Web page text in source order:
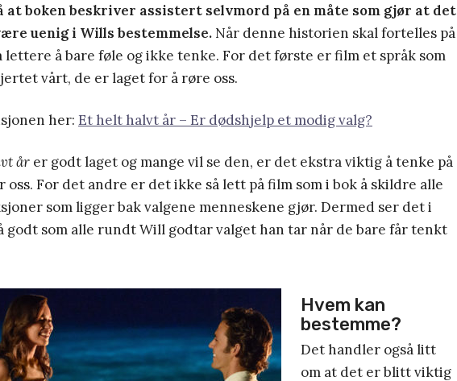
at boken beskriver assistert selvmord på en måte som gjør at det
uenig i Wills bestemmelse. Når denne historien skal fortelles på
lettere å bare føle og ikke tenke. For det første er film et språk som
vårt, de er laget for å røre oss.
her: Et helt halvt år – Er dødshjelp et modig valg?
år er godt laget og mange vil se den, er det ekstra viktig å tenke på
For det andre er det ikke så lett på film som i bok å skildre alle
som ligger bak valgene menneskene gjør. Dermed ser det i
godt som alle rundt Will godtar valget han tar når de bare får tenkt
Hvem kan
bestemme?
Det handler også litt
om at det er blitt viktig